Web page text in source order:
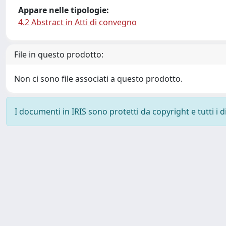
Appare nelle tipologie:
4.2 Abstract in Atti di convegno
File in questo prodotto:
Non ci sono file associati a questo prodotto.
I documenti in IRIS sono protetti da copyright e tutti i